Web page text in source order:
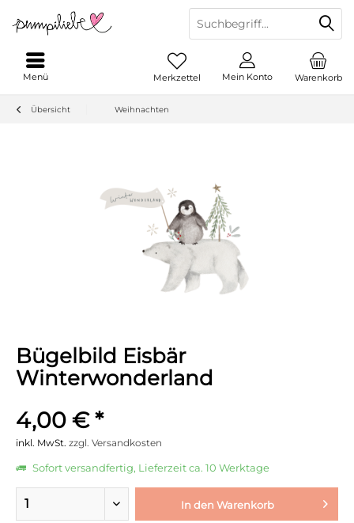
Warenkorb
Merkzettel Mein Konto
Menü
Übersicht Weihnachten
Bügelbild Eisbär
Winterwonderland
4,00 € *
inkl. MwSt. zzgl. Versandkosten
Sofort versandfertig, Lieferzeit ca. 10 Werktage
In den Warenkorb